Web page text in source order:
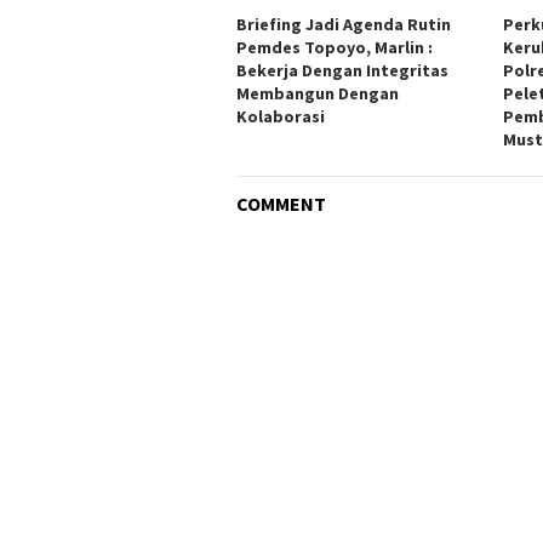
Briefing Jadi Agenda Rutin
Pemdes Topoyo, Marlin :
Bekerja Dengan Integritas
Membangun Dengan
Kolaborasi
COMMENT